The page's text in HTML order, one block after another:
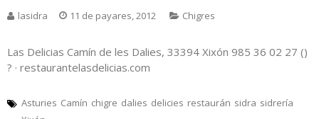
lasidra 11 de payares, 2012 Chigres
Las Delicias Camín de les Dalies, 33394 Xixón 985 36 02 27 ()
? · restaurantelasdelicias.com
Asturies Camín chigre dalies delicies restaurán sidra sidrería